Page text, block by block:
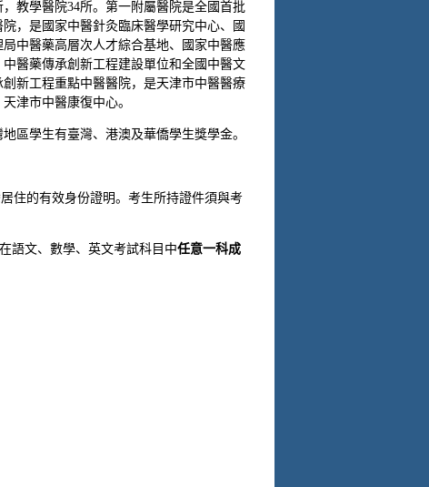
教學醫院34所。第一附屬醫院是全國首批
，是國家中醫針灸臨床醫學研究中心、國
中醫藥高層次人才綜合基地、國家中醫應
醫藥傳承創新工程建設單位和全國中醫文
新工程重點中醫醫院，是天津市中醫醫療
津市中醫康復中心。
區學生有臺灣、港澳及華僑學生獎學金。
住的有效身份證明。考生所持證件須與考
語文、數學、英文考試科目中任意一科成